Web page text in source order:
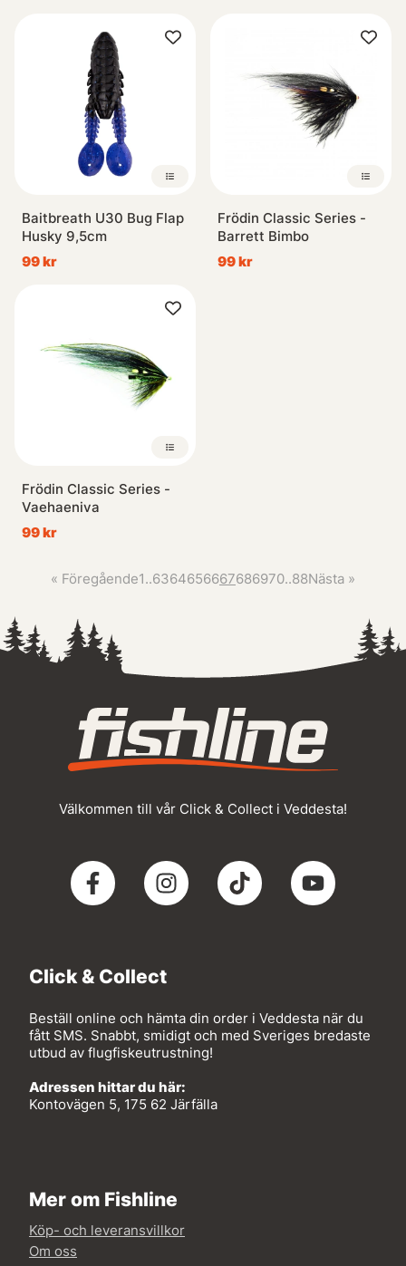
Baitbreath U30 Bug Flap
Husky 9,5cm
99 kr
Frödin Classic Series -
Barrett Bimbo
99 kr
Frödin Classic Series -
Vaehaeniva
99 kr
« Föregående1..6364656667686970..88Nästa »
Välkommen till vår Click & Collect i Veddesta!
Click & Collect
Beställ online och hämta din order i Veddesta när du
fått SMS. Snabbt, smidigt och med Sveriges bredaste
utbud av flugfiskeutrustning!
Adressen hittar du här:
Kontovägen 5, 175 62 Järfälla
Mer om Fishline
Köp- och leveransvillkor
Om oss